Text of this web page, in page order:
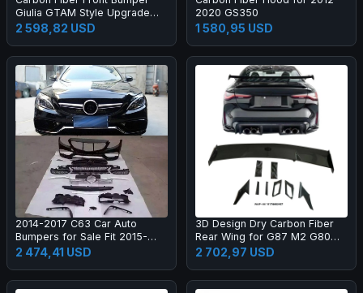
Giulia GTAM Style Upgrade
Black Color One Year Warranty
2 598,82 USD
2020 GS350
1 580,95 USD
2014-2017 C63 Car Auto
Bumpers for Sale Fit 2015-
2017 New C Class W205 C180
C200l C260l
2 474,41 USD
3D Design Dry Carbon Fiber
Rear Wing for G87 M2 G80
M3 G82 M4 Dry Carbon Fiber
Rear Spoiler High Quality
2 702,97 USD